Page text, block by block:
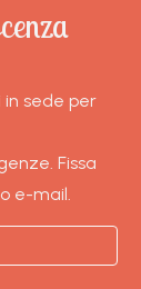
in sede per
Fissa
e-mail.